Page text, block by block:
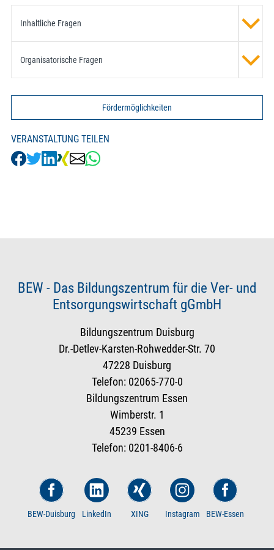
Inhaltliche Fragen
Organisatorische Fragen
Fördermöglichkeiten
VERANSTALTUNG TEILEN
BEW - Das Bildungszentrum für die Ver- und
Entsorgungswirtschaft gGmbH
Bildungszentrum Duisburg
Dr.-Detlev-Karsten-Rohwedder-Str. 70
47228 Duisburg
Telefon: 02065-770-0
Bildungszentrum Essen
Wimberstr. 1
45239 Essen
Telefon: 0201-8406-6
BEW-Duisburg LinkedIn XING Instagram BEW-Essen